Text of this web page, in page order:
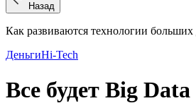
Назад
Как развиваются технологии
ДеньгиHi-Tech
Все будет Big Data